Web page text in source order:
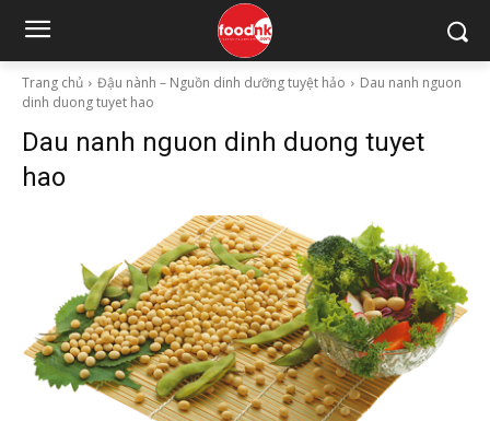
Trang chủ Đậu nành – Nguồn dinh dưỡng tuyệt hảo
Dau nanh nguon
dinh duong tuyet hao
Dau nanh nguon dinh duong tuyet
hao